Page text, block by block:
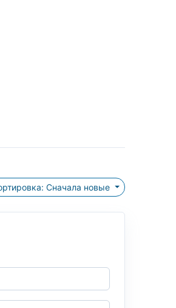
Сортировка: Сначала новые